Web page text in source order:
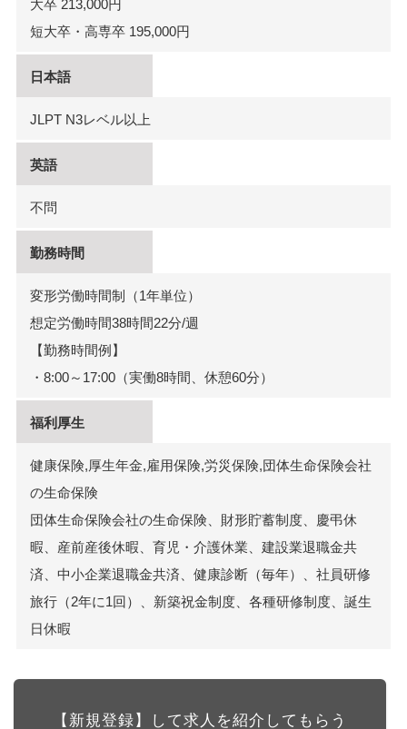
大卒 213,000円
短大卒・高専卒 195,000円
日本語
JLPT N3レベル以上
英語
不問
勤務時間
変形労働時間制（1年単位）
想定労働時間38時間22分/週
【勤務時間例】
・8:00～17:00（実働8時間、休憩60分）
福利厚生
健康保険,厚生年金,雇用保険,労災保険,団体生命保険会社
の生命保険
団体生命保険会社の生命保険、財形貯蓄制度、慶弔休
暇、産前産後休暇、育児・介護休業、建設業退職金共
済、中小企業退職金共済、健康診断（毎年）、社員研修
旅行（2年に1回）、新築祝金制度、各種研修制度、誕生
日休暇
【新規登録】して求人を紹介してもらう